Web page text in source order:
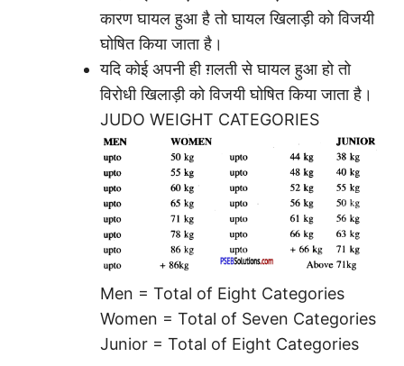
कारण घायल हुआ है तो घायल खिलाड़ी को विजयी
घोषित किया जाता है।
यदि कोई अपनी ही ग़लती से घायल हुआ हो तो
विरोधी खिलाड़ी को विजयी घोषित किया जाता है।
JUDO WEIGHT CATEGORIES
Men = Total of Eight Categories
Women = Total of Seven Categories
Junior = Total of Eight Categories